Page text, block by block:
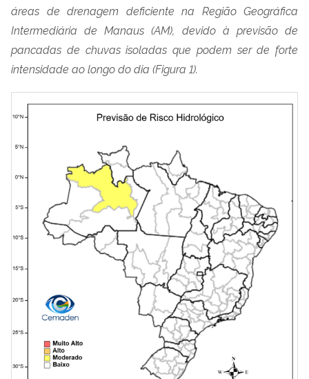
áreas de drenagem deficiente na Região Geográfica
Intermediária de Manaus (AM), devido à previsão de
pancadas de chuvas isoladas que podem ser de forte
intensidade ao longo do dia (Figura 1).